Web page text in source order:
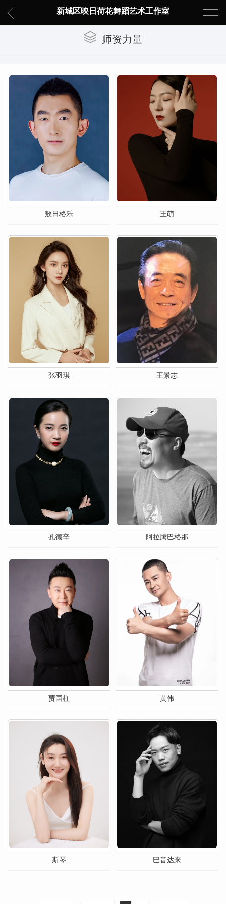
新城区映日荷花舞蹈艺术工作室
师资力量
敖日格乐 王萌
张羽琪 王景志
孔德辛 阿拉腾巴格那
贾国柱 黄伟
斯琴 巴音达来